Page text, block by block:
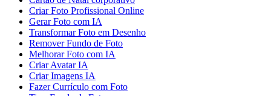
Criar Foto Profissional Online
Gerar Foto com IA
Transformar Foto em Desenho
Remover Fundo de Foto
Melhorar Foto com IA
Criar Avatar IA
Criar Imagens IA
Fazer Currículo com Foto